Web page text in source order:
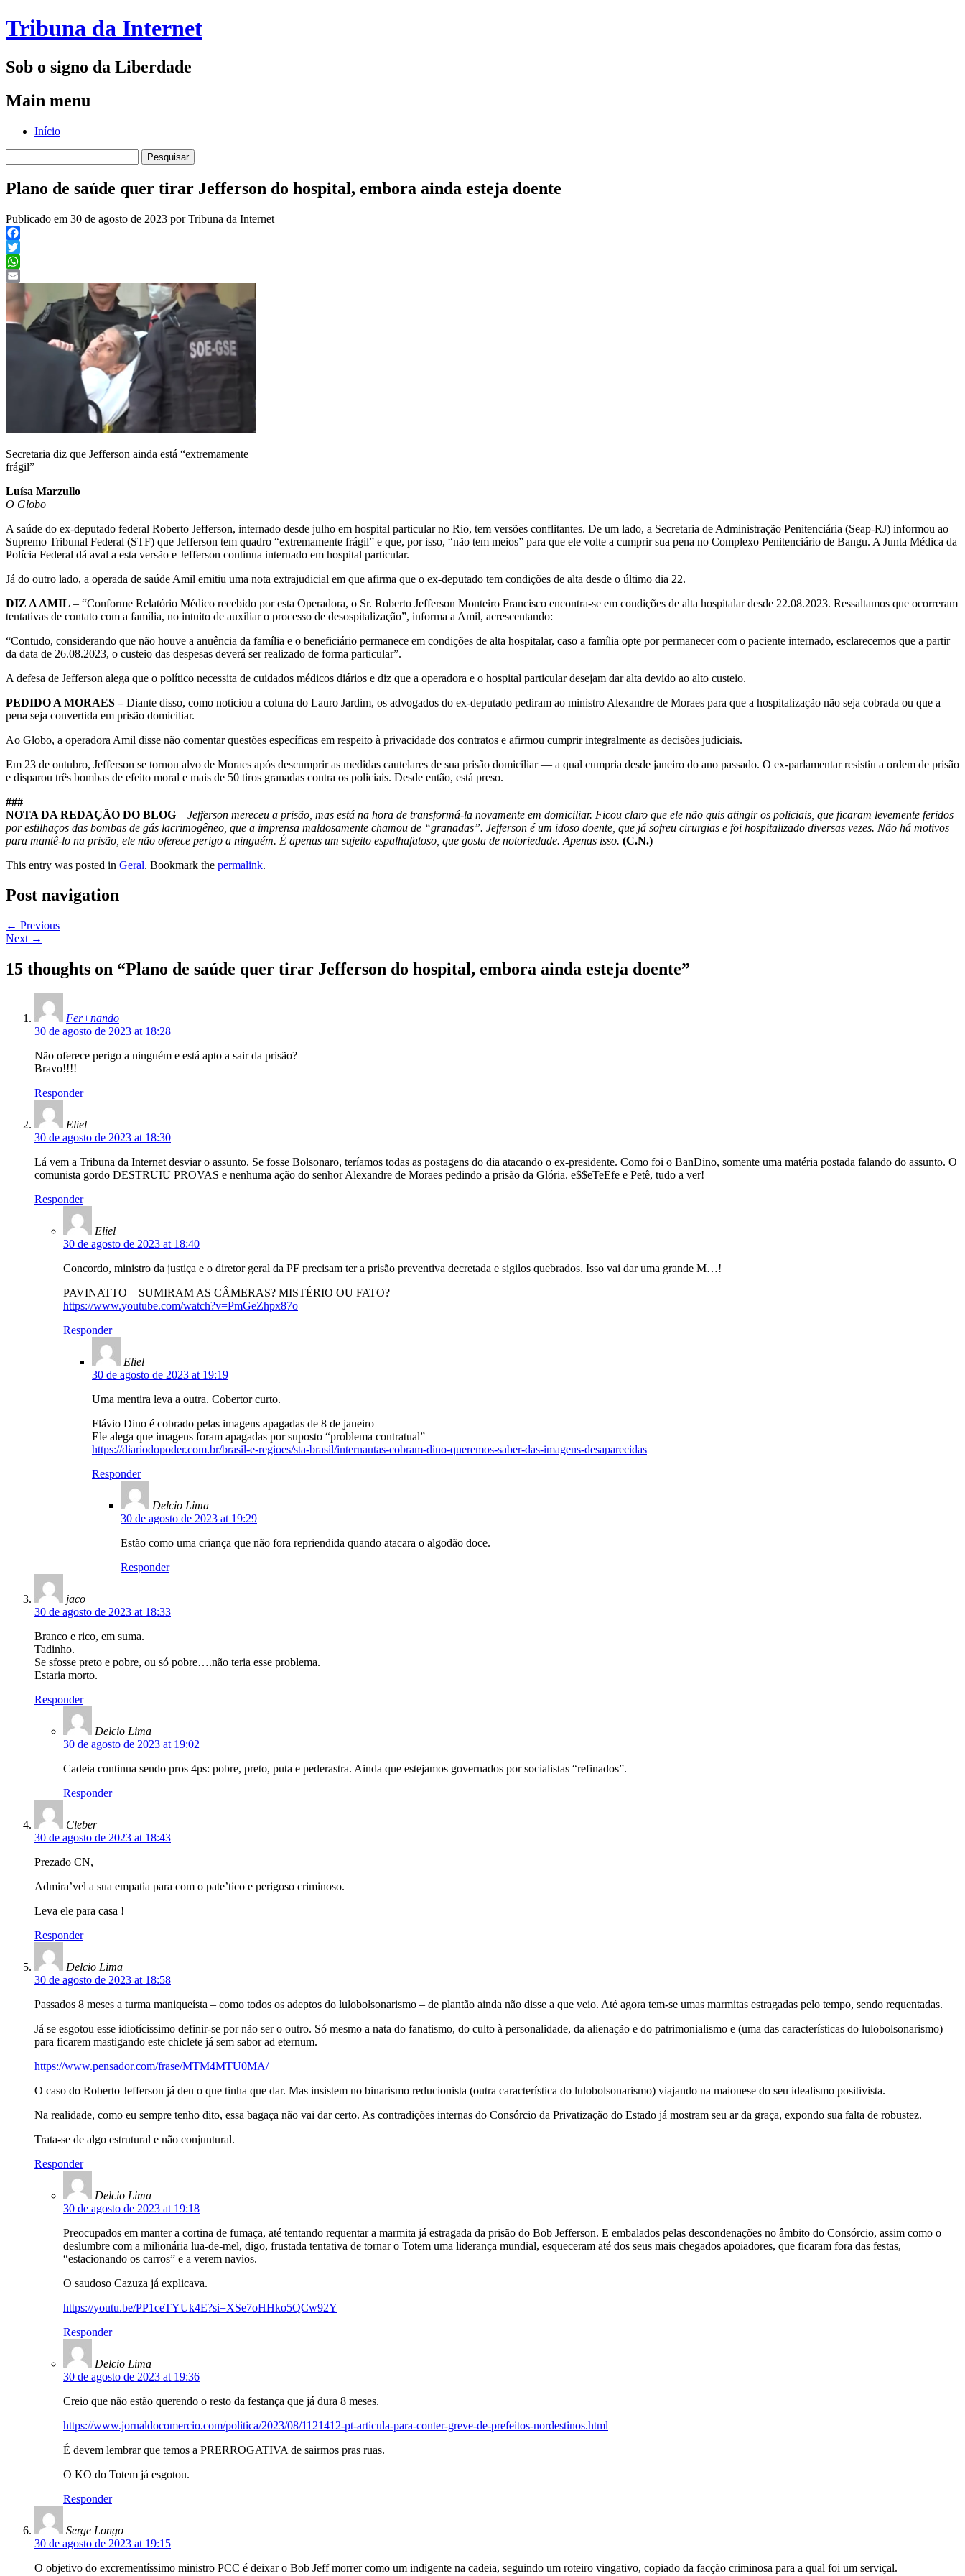
Tribuna da Internet
Sob o signo da Liberdade
Main menu
Skip
Início
por:
Plano de saúde quer tirar Jefferson do hospital, embora ainda esteja doente
Publicado em 30 de agosto de 2023 por Tribuna da Internet
Facebook
Twitter
WhatsApp
Email
Secretaria diz que Jefferson ainda está “extremamente
frágil”
Luísa Marzullo
O Globo
A saúde do ex-deputado federal Roberto Jefferson, internado desde julho em hospital particular no Rio, tem versões conflitantes. De um lado, a Secretaria de Administração Penitenciária (Seap-RJ) informou ao
Supremo Tribunal Federal (STF) que Jefferson tem quadro “extremamente frágil” e que, por isso, “não tem meios” para que ele volte a cumprir sua pena no Complexo Penitenciário de Bangu. A Junta Médica da
Polícia Federal dá aval a esta versão e Jefferson continua internado em hospital particular.
Já do outro lado, a operada de saúde Amil emitiu uma nota extrajudicial em que afirma que o ex-deputado tem condições de alta desde o último dia 22.
DIZ A AMIL – “Conforme Relatório Médico recebido por esta Operadora, o Sr. Roberto Jefferson Monteiro Francisco encontra-se em condições de alta hospitalar desde 22.08.2023. Ressaltamos que ocorreram
tentativas de contato com a família, no intuito de auxiliar o processo de desospitalização”, informa a Amil, acrescentando:
“Contudo, considerando que não houve a anuência da família e o beneficiário permanece em condições de alta hospitalar, caso a família opte por permanecer com o paciente internado, esclarecemos que a partir
da data de 26.08.2023, o custeio das despesas deverá ser realizado de forma particular”.
A defesa de Jefferson alega que o político necessita de cuidados médicos diários e diz que a operadora e o hospital particular desejam dar alta devido ao alto custeio.
PEDIDO A MORAES –Diante disso, como noticiou a coluna do Lauro Jardim, os advogados do ex-deputado pediram ao ministro Alexandre de Moraes para que a hospitalização não seja cobrada ou que a
pena seja convertida em prisão domiciliar.
Ao Globo, a operadora Amil disse não comentar questões específicas em respeito à privacidade dos contratos e afirmou cumprir integralmente as decisões judiciais.
Em 23 de outubro, Jefferson se tornou alvo de Moraes após descumprir as medidas cautelares de sua prisão domiciliar — a qual cumpria desde janeiro do ano passado. O ex-parlamentar resistiu a ordem de prisão
e disparou três bombas de efeito moral e mais de 50 tiros granadas contra os policiais. Desde então, está preso.
###
NOTA DA REDAÇÃO DO BLOG – Jefferson mereceu a prisão, mas está na hora de transformá-la novamente em domiciliar. Ficou claro que ele não quis atingir os policiais, que ficaram levemente feridos
por estilhaços das bombas de gás lacrimogêneo, que a imprensa maldosamente chamou de “granadas”. Jefferson é um idoso doente, que já sofreu cirurgias e foi hospitalizado diversas vezes. Não há motivos
para mantê-lo na prisão, ele não oferece perigo a ninguém. É apenas um sujeito espalhafatoso, que gosta de notoriedade. Apenas isso. (C.N.)
This entry was posted in Geral. Bookmark the permalink.
Post navigation
← Previous
Next →
15 thoughts on “Plano de saúde quer tirar Jefferson do hospital, embora ainda esteja doente”
Fer+nando
30 de agosto de 2023 at 18:28
Não oferece perigo a ninguém e está apto a sair da prisão?
Bravo!!!!
Responder
Eliel
30 de agosto de 2023 at 18:30
Lá vem a Tribuna da Internet desviar o assunto. Se fosse Bolsonaro, teríamos todas as postagens do dia atacando o ex-presidente. Como foi o BanDino, somente uma matéria postada falando do assunto. O
comunista gordo DESTRUIU PROVAS e nenhuma ação do senhor Alexandre de Moraes pedindo a prisão da Glória. e$$eTeEfe e Petê, tudo a ver!
Responder
Eliel
30 de agosto de 2023 at 18:40
Concordo, ministro da justiça e o diretor geral da PF precisam ter a prisão preventiva decretada e sigilos quebrados. Isso vai dar uma grande M…!
PAVINATTO – SUMIRAM AS CÂMERAS? MISTÉRIO OU FATO?
https://www.youtube.com/watch?v=PmGeZhpx87o
Responder
Eliel
30 de agosto de 2023 at 19:19
Uma mentira leva a outra. Cobertor curto.
Flávio Dino é cobrado pelas imagens apagadas de 8 de janeiro
Ele alega que imagens foram apagadas por suposto “problema contratual”
https://diariodopoder.com.br/brasil-e-regioes/sta-brasil/internautas-cobram-dino-queremos-saber-das-imagens-desaparecidas
Responder
Delcio Lima
30 de agosto de 2023 at 19:29
Estão como uma criança que não fora repriendida quando atacara o algodão doce.
Responder
jaco
30 de agosto de 2023 at 18:33
Branco e rico, em suma.
Tadinho.
Se sfosse preto e pobre, ou só pobre….não teria esse problema.
Estaria morto.
Responder
Delcio Lima
30 de agosto de 2023 at 19:02
Cadeia continua sendo pros 4ps: pobre, preto, puta e pederastra. Ainda que estejamos governados por socialistas “refinados”.
Responder
Cleber
30 de agosto de 2023 at 18:43
Prezado CN,
Admira’vel a sua empatia para com o pate’tico e perigoso criminoso.
Leva ele para casa !
Responder
Delcio Lima
30 de agosto de 2023 at 18:58
Passados 8 meses a turma maniqueísta – como todos os adeptos do lulobolsonarismo – de plantão ainda não disse a que veio. Até agora tem-se umas marmitas estragadas pelo tempo, sendo requentadas.
Já se esgotou esse idiotícissimo definir-se por não ser o outro. Só mesmo a nata do fanatismo, do culto à personalidade, da alienação e do patrimonialismo e (uma das características do lulobolsonarismo)
para ficarem mastigando este chiclete já sem sabor ad eternum.
https://www.pensador.com/frase/MTM4MTU0MA/
O caso do Roberto Jefferson já deu o que tinha que dar. Mas insistem no binarismo reducionista (outra característica do lulobolsonarismo) viajando na maionese do seu idealismo positivista.
Na realidade, como eu sempre tenho dito, essa bagaça não vai dar certo. As contradições internas do Consórcio da Privatização do Estado já mostram seu ar da graça, expondo sua falta de robustez.
Trata-se de algo estrutural e não conjuntural.
Responder
Delcio Lima
30 de agosto de 2023 at 19:18
Preocupados em manter a cortina de fumaça, até tentando requentar a marmita já estragada da prisão do Bob Jefferson. E embalados pelas descondenações no âmbito do Consórcio, assim como o
deslumbre com a milionária lua-de-mel, digo, frustada tentativa de tornar o Totem uma liderança mundial, esqueceram até dos seus mais chegados apoiadores, que ficaram fora das festas,
“estacionando os carros” e a verem navios.
O saudoso Cazuza já explicava.
https://youtu.be/PP1ceTYUk4E?si=XSe7oHHko5QCw92Y
Responder
Delcio Lima
30 de agosto de 2023 at 19:36
Creio que não estão querendo o resto da festança que já dura 8 meses.
https://www.jornaldocomercio.com/politica/2023/08/1121412-pt-articula-para-conter-greve-de-prefeitos-nordestinos.html
É devem lembrar que temos a PRERROGATIVA de sairmos pras ruas.
O KO do Totem já esgotou.
Responder
Serge Longo
30 de agosto de 2023 at 19:15
O objetivo do excrementíssimo ministro PCC é deixar o Bob Jeff morrer como um indigente na cadeia, seguindo um roteiro vingativo, copiado da facção criminosa para a qual foi um serviçal.